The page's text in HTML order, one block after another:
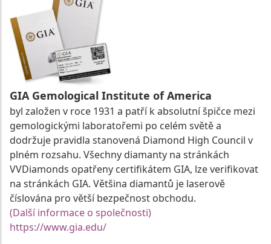
GIA Gemological Institute of America
byl založen v roce 1931 a patří k absolutní špičce mezi
gemologickými laboratořemi po celém světě a
dodržuje pravidla stanovená Diamond High Council v
plném rozsahu. Všechny diamanty na stránkách
VVDiamonds opatřeny certifikátem GIA, lze verifikovat
na stránkách GIA. Většina diamantů je laserově
číslována pro větší bezpečnost obchodu.
(Další informace o společnosti)
https://www.gia.edu/